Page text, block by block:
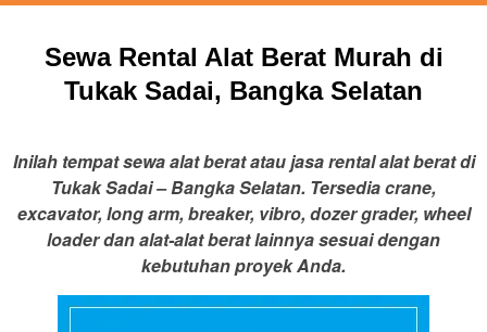
Sewa Rental Alat Berat Murah di
Tukak Sadai, Bangka Selatan
Inilah tempat sewa alat berat atau jasa rental alat berat di
Tukak Sadai – Bangka Selatan. Tersedia crane,
excavator, long arm, breaker, vibro, dozer grader, wheel
loader dan alat-alat berat lainnya sesuai dengan
kebutuhan proyek Anda.